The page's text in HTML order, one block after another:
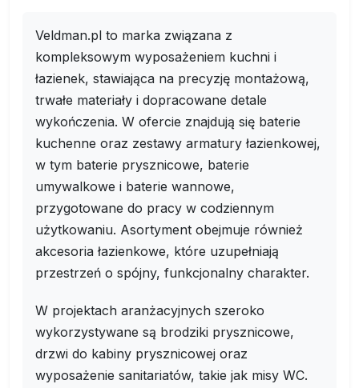
Veldman.pl to marka związana z
kompleksowym wyposażeniem kuchni i
łazienek, stawiająca na precyzję montażową,
trwałe materiały i dopracowane detale
wykończenia. W ofercie znajdują się baterie
kuchenne oraz zestawy armatury łazienkowej,
w tym baterie prysznicowe, baterie
umywalkowe i baterie wannowe,
przygotowane do pracy w codziennym
użytkowaniu. Asortyment obejmuje również
akcesoria łazienkowe, które uzupełniają
przestrzeń o spójny, funkcjonalny charakter.
W projektach aranżacyjnych szeroko
wykorzystywane są brodziki prysznicowe,
drzwi do kabiny prysznicowej oraz
wyposażenie sanitariatów, takie jak misy WC.